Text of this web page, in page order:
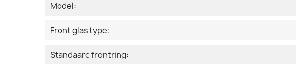
Model:
Front glas type:
Standaard frontring: